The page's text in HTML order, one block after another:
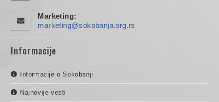
Marketing:
marketing@sokobanja.org.rs
Informacije
Informacije o Sokobanji
Najnovije vesti